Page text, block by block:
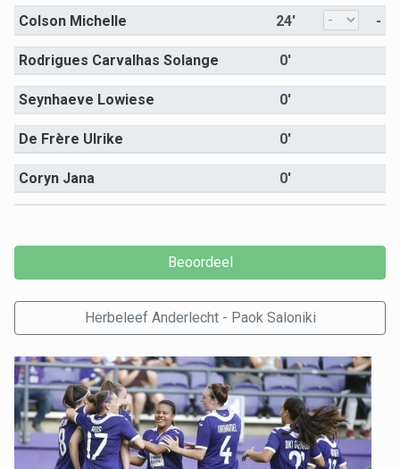
Colson Michelle 24' -
Rodrigues Carvalhas Solange 0'
Seynhaeve Lowiese 0'
De Frère Ulrike 0'
Coryn Jana 0'
Herbeleef Anderlecht - Paok Saloniki